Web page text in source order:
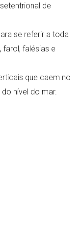
de
se referir a toda
farol, falésias e
que caem no
nível do mar.